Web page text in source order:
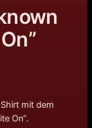
mit dem
On“.